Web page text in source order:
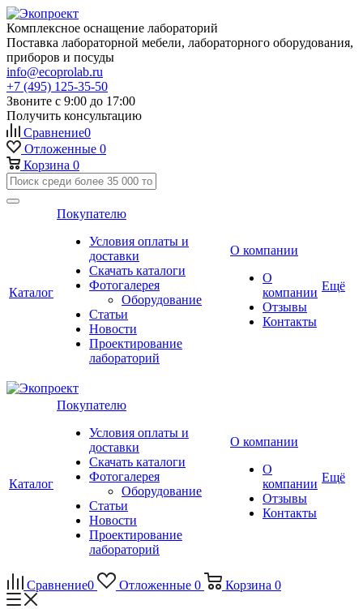
Комплексное оснащение лабораторий
Поставка лабораторной мебели, лабораторного оборудования,
приборов и посуды
info@ecoprolab.ru
+7 (495) 125-35-50
Звоните с 9:00 до 17:00
Получить консультацию
Сравнение0
Отложенные 0
Корзина 0
Каталог
Покупателю
Условия оплаты и
доставки
Скачать каталоги
Фотогалерея
Оборудование
Статьи
Новости
Проектирование
лабораторий
О компании
О
компании
Отзывы
Контакты
Ещё
Каталог
Покупателю
Условия оплаты и
доставки
Скачать каталоги
Фотогалерея
Оборудование
Статьи
Новости
Проектирование
лабораторий
О компании
О
компании
Отзывы
Контакты
Ещё
Сравнение0 Отложенные 0 Корзина 0